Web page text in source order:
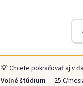
💡 Chcete pokračovať aj v
Voľné štúdium — 25 €/